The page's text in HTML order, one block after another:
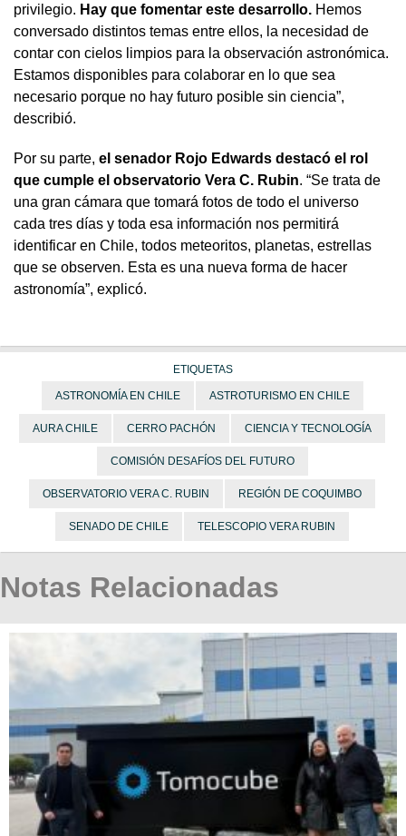
privilegio. Hay que fomentar este desarrollo. Hemos
conversado distintos temas entre ellos, la necesidad de
contar con cielos limpios para la observación astronómica.
Estamos disponibles para colaborar en lo que sea
necesario porque no hay futuro posible sin ciencia”,
describió.
Por su parte, el senador Rojo Edwards destacó el rol
que cumple el observatorio Vera C. Rubin. “Se trata de
una gran cámara que tomará fotos de todo el universo
cada tres días y toda esa información nos permitirá
identificar en Chile, todos meteoritos, planetas, estrellas
que se observen. Esta es una nueva forma de hacer
astronomía”, explicó.
ETIQUETAS
ASTRONOMÍA EN CHILE ASTROTURISMO EN CHILE
AURA CHILE CERRO PACHÓN CIENCIA Y TECNOLOGÍA
COMISIÓN DESAFÍOS DEL FUTURO
OBSERVATORIO VERA C. RUBIN REGIÓN DE COQUIMBO
SENADO DE CHILE TELESCOPIO VERA RUBIN
Notas Relacionadas